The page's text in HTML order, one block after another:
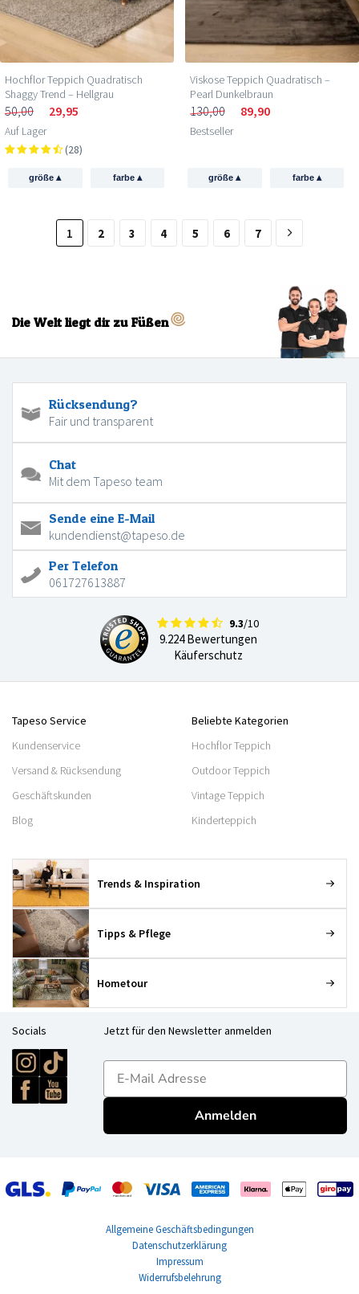
Hochflor Teppich Quadratisch
Shaggy Trend – Hellgrau
50,00 29,95
Auf Lager
(28)
größe▴ farbe ▴
Viskose Teppich Quadratisch –
Pearl Dunkelbraun
130,00 89,90
Bestseller
größe▴ farbe ▴
1 2 3 4 5 6 7
Die Welt liegt dir zu Füßen
Rücksendung?
Fair und transparent
Chat
Mit dem Tapeso team
Sende eine E-Mail
kundendienst@tapeso.de
Per Telefon
061727613887
9.3/10
9.224 Bewertungen
Käuferschutz
Tapeso Service
Kundenservice
Versand & Rücksendung
Geschäftskunden
Blog
Beliebte Kategorien
Hochflor Teppich
Outdoor Teppich
Vintage Teppich
Kinderteppich
Trends & Inspiration
Tipps & Pflege
Hometour
Socials Jetzt für den Newsletter anmelden
E-mailadres
Anmelden
Allgemeine Geschäftsbedingungen
Datenschutzerklärung
Impressum
Widerrufsbelehrung